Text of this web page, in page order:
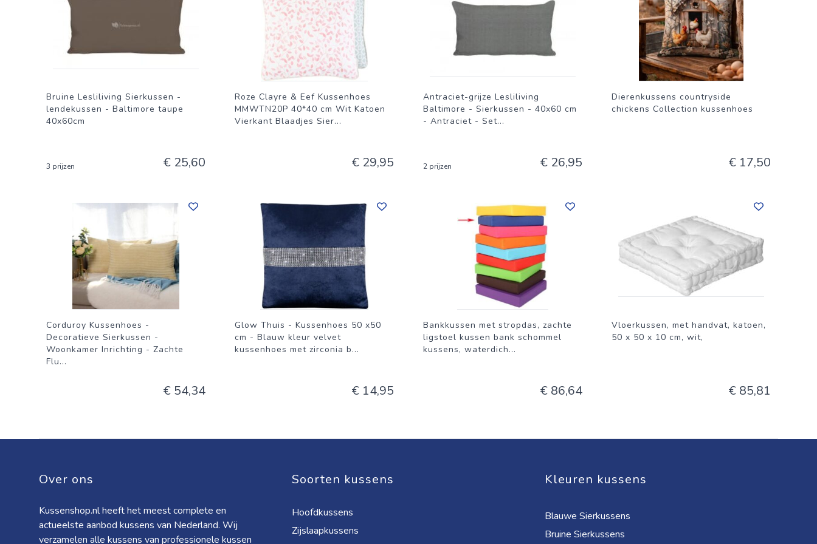
Bruine Lesliliving Sierkussen -
lendekussen - Baltimore taupe
40x60cm
3 prijzen € 25,60
Roze Clayre & Eef Kussenhoes
MMWTN20P 40*40 cm Wit Katoen
Vierkant Blaadjes Sier...
€ 29,95
Antraciet-grijze Lesliliving
Baltimore - Sierkussen - 40x60 cm
- Antraciet - Set...
2 prijzen € 26,95
Dierenkussens countryside
chickens Collection kussenhoes
€ 17,50
Corduroy Kussenhoes -
Decoratieve Sierkussen -
Woonkamer Inrichting - Zachte
Flu...
€ 54,34
Glow Thuis - Kussenhoes 50 x50
cm - Blauw kleur velvet
kussenhoes met zirconia b...
€ 14,95
Bankkussen met stropdas, zachte
ligstoel kussen bank schommel
kussens, waterdich...
€ 86,64
Vloerkussen, met handvat, katoen,
50 x 50 x 10 cm, wit,
€ 85,81
Over ons
Kussenshop.nl heeft het meest complete en
actueelste aanbod kussens van Nederland. Wij
verzamelen alle kussens van professionele kussen
Soorten kussens
Hoofdkussens
Zijslaapkussens
Kleuren kussens
Blauwe Sierkussens
Bruine Sierkussens